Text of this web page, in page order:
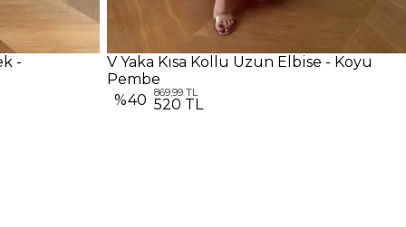
-
V Yaka Kısa Kollu Uzun Elbise - Koyu
Pembe
%40 869,99 TL
520 TL